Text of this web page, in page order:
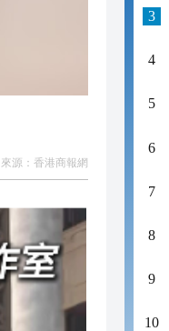
來源： 香港商報網